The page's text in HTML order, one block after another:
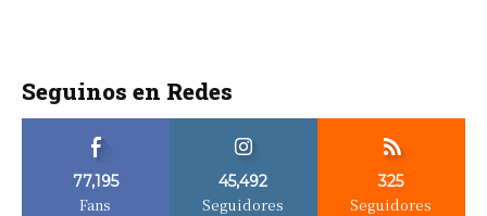
Seguinos en Redes
77,195
Fans
45,492
Seguidores
325
Seguidores